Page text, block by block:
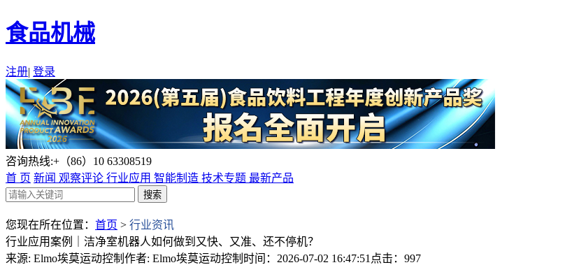
食品机械
注册| 登录
咨询热线:+（86）10 63308519
首 页 新闻 观察评论 行业应用 智能制造 技术专题 最新产品
您现在所在位置： 首页 > 行业资讯
行业应用案例｜洁净室机器人如何做到又快、又准、还不停机？
来源: Elmo埃莫运动控制 作者: Elmo埃莫运动控制 时间：2026-07-02 16:47:51 点击：997